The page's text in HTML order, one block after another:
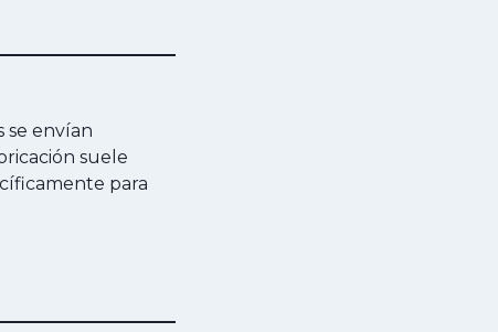
se envían
suele
para